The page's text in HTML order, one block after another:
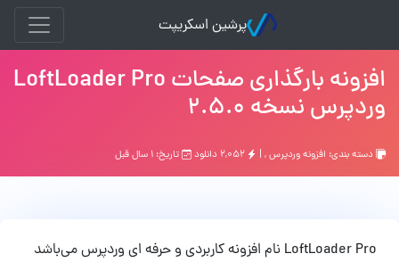
پرشین اسکریپت
افزونه بارگذاری صفحات LoftLoader Pro
وردپرس نسخه 2.5.0
دسته بندی: افزونه وردپرس, | ۲,۰۵۲ دانلود تاریخ: ۱ سال قبل
LoftLoader Pro نام افزونه کاربردی و حرفه ای وردپرس می‌باشد